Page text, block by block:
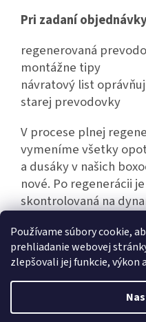
Používame súbory cookie,
prehliadanie webovej
zlepšovali jej funkcie, výkon
Pri zadaní
regenerovaná
montážne tipy
návratový list
starej prevodovky
V procese plnej
vymeníme všetky
a dusáky v našich
nové. Po regenerácii
skontrolovaná na